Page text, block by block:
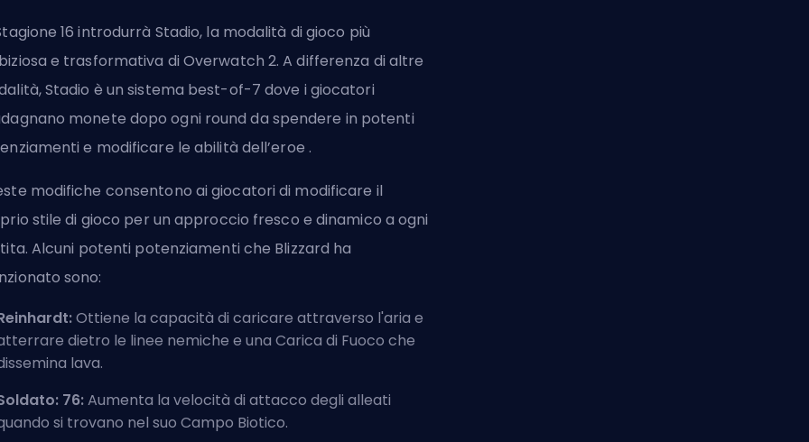
16 introdurrà Stadio, la modalità di gioco più
e trasformativa di Overwatch 2. A differenza di altre
Stadio è un sistema best-of-7 dove i giocatori
monete dopo ogni round da spendere in potenti
e modificare leabilità dell’eroe .
modifiche consentono ai giocatori di modificare il
stile di gioco per un approccio fresco e dinamico a ogni
Alcuni potenti potenziamenti che Blizzard ha
sono:
Ottiene la capacità di caricare attraverso l'aria e
dietro le linee nemiche e una Carica di Fuoco che
lava.
76:Aumenta la velocità di attacco degli alleati
si trovano nel suo Campo Biotico.